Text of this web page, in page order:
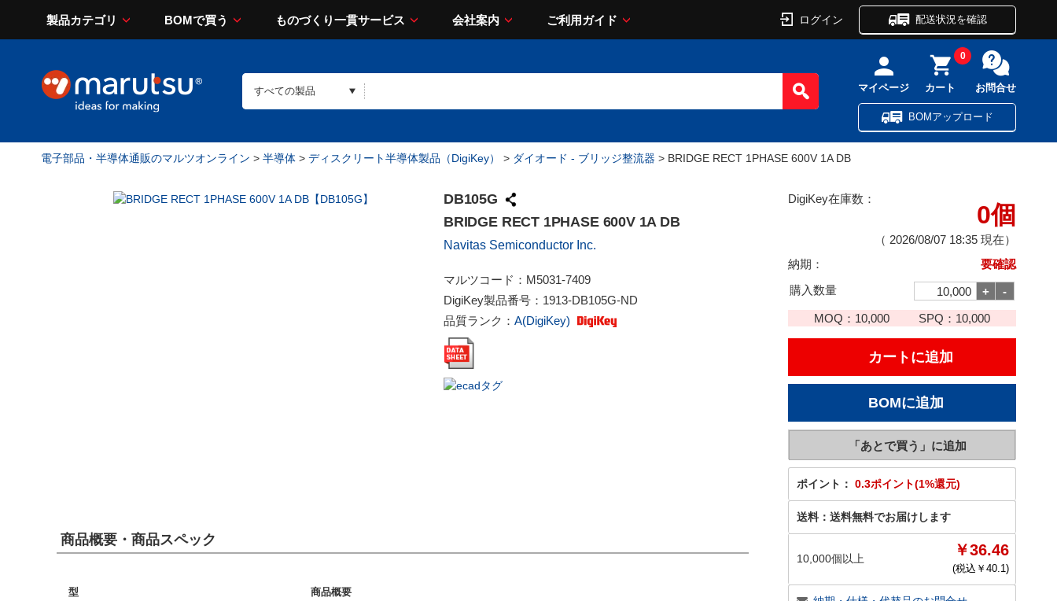
製品カテゴリ BOMで買う ものづくり一貫サービス 会社案内 ご利用ガイド ログイン 配送状況を確認
マイページ カート
0
お問合せ
BOMアップロード
電子部品・半導体通販のマルツオンライン > 半導体 > ディスクリート半導体製品（DigiKey） > ダイオード - ブリッジ整流器 > BRIDGE RECT 1PHASE 600V 1A DB
DB105G
BRIDGE RECT 1PHASE 600V 1A DB
Navitas Semiconductor Inc.
マルツコード： M5031-7409
DigiKey製品番号： 1913-DB105G-ND
品質ランク： A(DigiKey)
DigiKey在庫数：
0個
（ 2026/08/07 18:35 現在）
納期：
要確認
購入数量
MOQ： 10,000 SPQ： 10,000
ポイント： 0.3ポイント(1%還元)
送料： 送料無料でお届けします
10,000個以上 ￥36.46
(税込￥ 40.1)
商品概要・商品スペック
型 商品概要